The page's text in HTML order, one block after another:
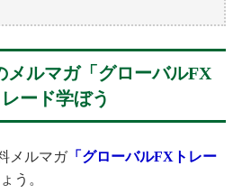
メルマガ「グローバルFX
ード学ぼう
メルマガ「グローバルFXトレー
う。